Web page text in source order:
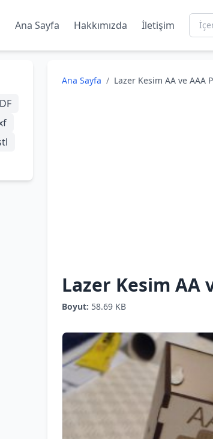
Ana Sayfa Hakkımızda İletişim
Ana Sayfa / Lazer Kesim AA ve AAA
Lazer Kesim AA
Boyut: 58.69 KB